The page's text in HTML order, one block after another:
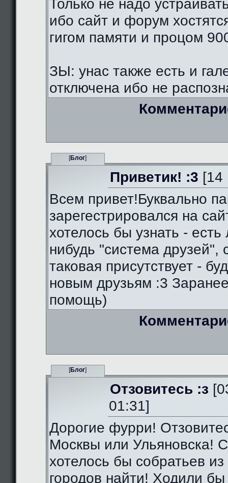
Только не надо
ибо сайт и форум
гигом памяти и процом
ЗЫ: унас также есть и
отключена ибо не
[Блог]
Приветик! :3 [14
Всем привет!Буквально
зарегестрировался на
хотелось бы узнать - есть
нибудь "система друзей",
таковая присутствует -
новым друзьям :3
помощь)
[Блог]
Отзовитесь :з
01:31]
Дорогие фурри!
Москвы или Ульяновска!
хотелось бы собратьев из
городов найти! Ходили бы